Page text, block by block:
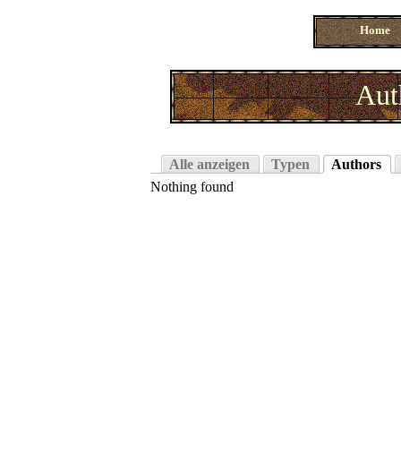
Home
Alle anzeigen Typen
Authors
Nothing found